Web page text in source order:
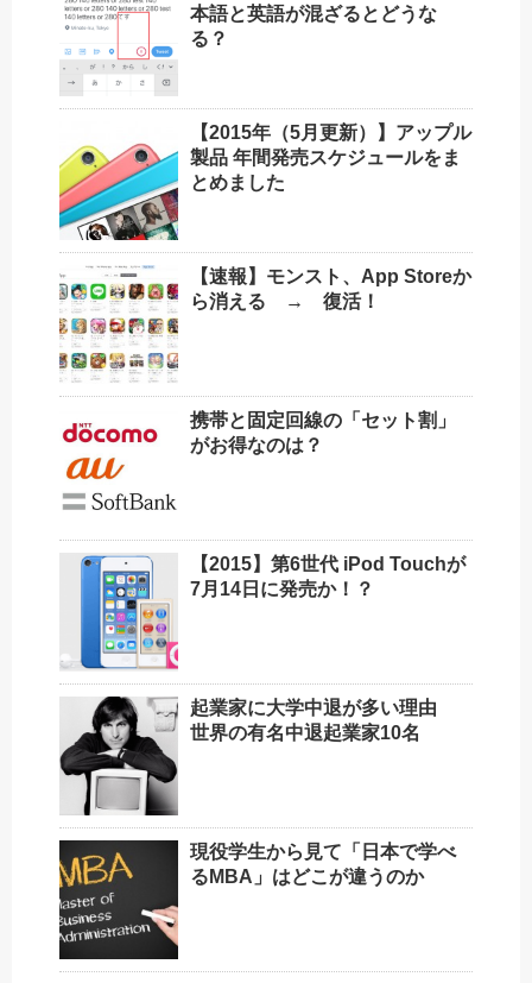
本語と英語が混ざるとどうな
る？
【2015年（5月更新）】アップル
製品 年間発売スケジュールをま
とめました
【速報】モンスト、App Storeか
ら消える → 復活！
携帯と固定回線の「セット割」
がお得なのは？
【2015】第6世代 iPod Touchが
7月14日に発売か！？
起業家に大学中退が多い理由
世界の有名中退起業家10名
現役学生から見て「日本で学べ
るMBA」はどこが違うのか